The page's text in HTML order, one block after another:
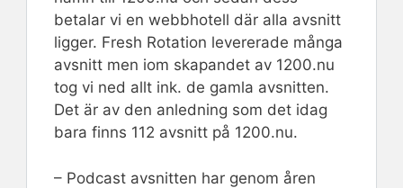
betalar vi en webbhotell där alla avsnitt
ligger. Fresh Rotation levererade många
avsnitt men iom skapandet av 1200.nu
tog vi ned allt ink. de gamla avsnitten.
Det är av den anledning som det idag
bara finns 112 avsnitt på 1200.nu.
– Podcast avsnitten har genom åren